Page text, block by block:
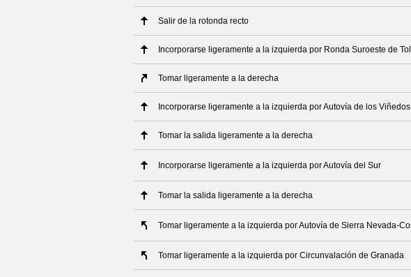
Salir de la rotonda recto
Incorporarse ligeramente a la izquierda por Ronda Suroeste de
Tomar ligeramente a la derecha
Incorporarse ligeramente a la izquierda por Autovía de los Viñedos
Tomar la salida ligeramente a la derecha
Incorporarse ligeramente a la izquierda por Autovía del Sur
Tomar la salida ligeramente a la derecha
Tomar ligeramente a la izquierda por Autovía de Sierra Nevada-
Tomar ligeramente a la izquierda por Circunvalación de Granada